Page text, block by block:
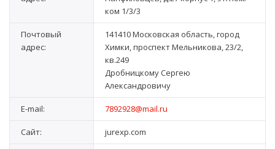
ком 1/3/3
Почтовый
адрес:
141410 Московская область, город
Химки, проспект Мельникова, 23/2,
кв.249
Дробницкому Сергею
Александровичу
E-mail: 7892928@mail.ru
Сайт: jurexp.com